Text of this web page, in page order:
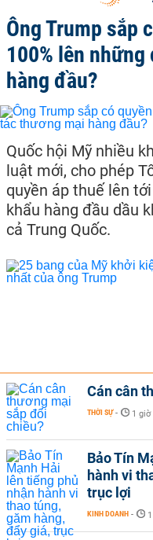
Ông Trump sắp
100% lên
hàng đầu?
Quốc hội Mỹ nhiều
luật mới, cho phép
quyền áp thuế lên
khẩu hàng đầu dầu
cả Trung Quốc.
Cán cân
THỜI SỰ - 1
Bảo Tín
hành vi
trục lợi
KINH DOANH -